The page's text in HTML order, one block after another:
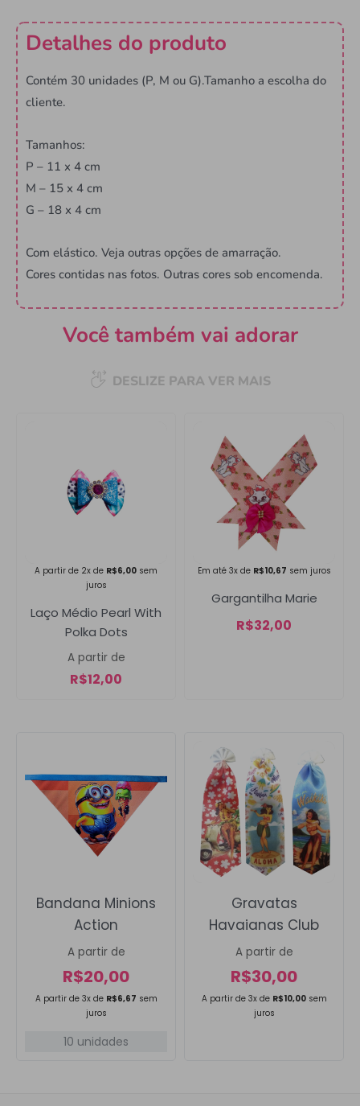
Detalhes do produto
Contém 30 unidades (P, M ou G).Tamanho a escolha do
cliente.
Tamanhos:
P – 11 x 4 cm
M – 15 x 4 cm
G – 18 x 4 cm
Com elástico. Veja outras opções de amarração.
Cores contidas nas fotos. Outras cores sob encomenda.
Você também vai adorar
DESLIZE PARA VER MAIS
A partir de 2x de R$6,00 sem
juros
Laço Médio Pearl With
Polka Dots
A partir de
R$12,00
Em até 3x de R$10,67 sem juros
Gargantilha Marie
R$32,00
A partir de 3x de R$6,67 sem
juros
Bandana Minions
Action
A partir de
R$20,00
10 unidades
A partir de 3x de R$10,00 sem
juros
Gravatas
Havaianas Club
A partir de
R$30,00
Campanha lançada com